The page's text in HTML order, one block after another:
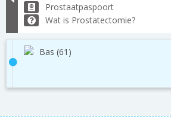
Prostaatpaspoort
Wat is Prostatectomie?
Bas (61)